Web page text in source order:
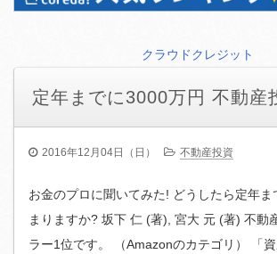
クラウドクレジット
定年までに3000万円 不動産
2016年12月04日（日） 不動産投資
お金のプロに聞いてみた! どうしたら定年
まりますか? 坂下 仁 (著), 宮大 元 (著) 不動
ラー1位です。 （Amazonのカテゴリ） 「